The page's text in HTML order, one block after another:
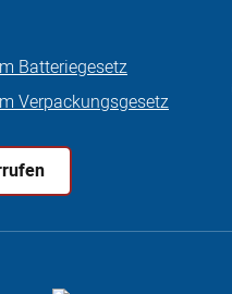
Batteriegesetz
Verpackungsgesetz